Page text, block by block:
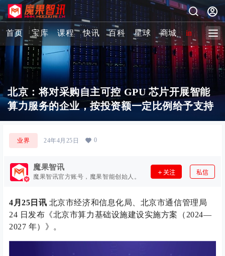
首页 宝库 课程 快讯 百科 星球 商城 image-2
北京：将对采购自主可控 GPU 芯片开展智能
算力服务的企业，按投资额一定比例给予支持
业界 24年4月25日 0
魔果智讯
魔果智讯官方账号，魔果智能创始人。
关注 私信
4月25日讯 北京市经济和信息化局、北京市通信管理局
24 日发布《北京市算力基础设施建设实施方案（2024—
2027 年）》。